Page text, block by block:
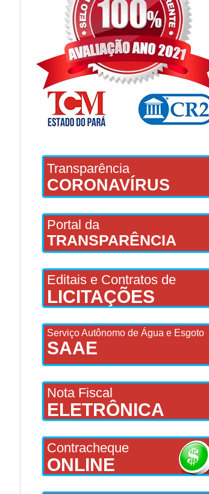
Transparência
CORONAVÍRUS
Portal da
TRANSPARÊNCIA
Editais e Contratos de
LICITAÇÕES
Serviço Autônomo de Água e Esgoto
SAAE
Nota Fiscal
ELETRÔNICA
Contracheque
ONLINE